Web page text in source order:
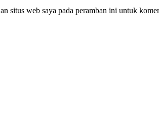
situs web saya pada peramban ini untuk